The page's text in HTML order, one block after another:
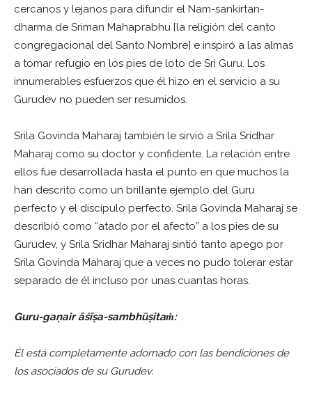
cercanos y lejanos para difundir el Nam-sankirtan-
dharma de Sriman Mahaprabhu [la religión del canto
congregacional del Santo Nombre] e inspiró a las almas
a tomar refugio en los pies de loto de Sri Guru. Los
innumerables esfuerzos que él hizo en el servicio a su
Gurudev no pueden ser resumidos.
Srila Govinda Maharaj también le sirvió a Srila Sridhar
Maharaj como su doctor y confidente. La relación entre
ellos fue desarrollada hasta el punto en que muchos la
han descrito como un brillante ejemplo del Guru
perfecto y el discípulo perfecto. Srila Govinda Maharaj se
describió como “atado por el afecto” a los pies de su
Gurudev, y Srila Sridhar Maharaj sintió tanto apego por
Srila Govinda Maharaj que a veces no pudo tolerar estar
separado de él incluso por unas cuantas horas.
Guru-gaṇair āśīṣa-sambhūṣitaṁ:
Él está completamente adornado con las bendiciones de
los asociados de su Gurudev.